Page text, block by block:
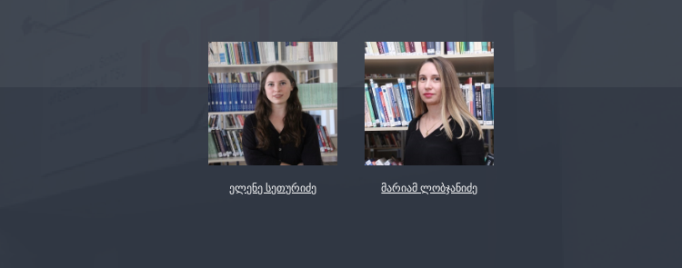
ელენე სეთურიძე მარიამ ლობჯანიძე